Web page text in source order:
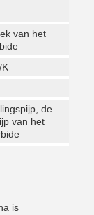
van het
K
de
van het
is